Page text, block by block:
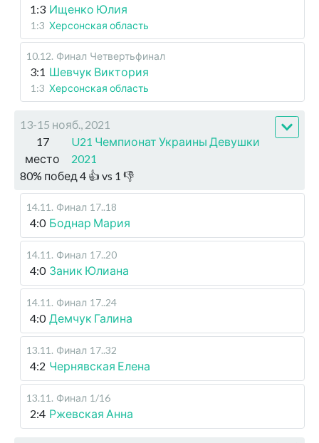
1:3 Ищенко Юлия
1:3 Херсонская область
10.12. Финал Четвертьфинал
3:1 Шевчук Виктория
1:3 Херсонская область
13-15 нояб., 2021
17
место
U21 Чемпионат Украины Девушки
2021
80% побед 4 👍 vs 1 👎
14.11 . Финал 17..18
4:0 Боднар Мария
14.11 . Финал 17..20
4:0 Заник Юлиана
14.11 . Финал 17..24
4:0 Демчук Галина
13.11 . Финал 17..32
4:2 Чернявская Елена
13.11 . Финал 1/16
2:4 Ржевская Анна